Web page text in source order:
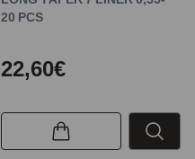
20 PCS
22,60€